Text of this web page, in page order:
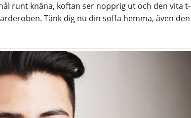
runt knäna, koftan ser nopprig ut och den vita t-
Tänk dig nu din soffa hemma, även den